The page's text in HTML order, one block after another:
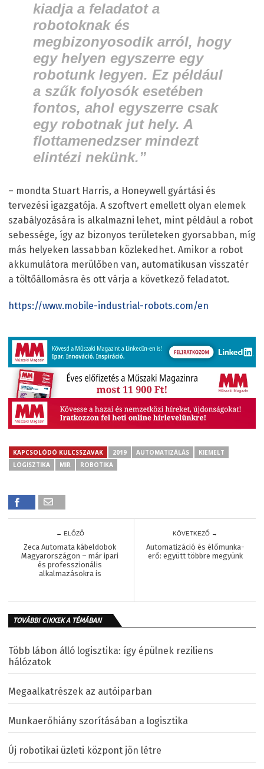
kiadja a feladatot a
robotoknak és
megbizonyosodik arról, hogy
egy helyen egyszerre egy
robotunk legyen. Ez például
a szűk folyosók esetében
fontos, ahol egyszerre csak
egy robotnak jut hely. A
flottamenedzser mindezt
elintézi nekünk.”
– mondta Stuart Harris, a Honeywell gyártási és
tervezési igazgatója. A szoftvert emellett olyan elemek
szabályozására is alkalmazni lehet, mint például a robot
sebessége, így az bizonyos területeken gyorsabban, míg
más helyeken lassabban közlekedhet. Amikor a robot
akkumulátora merülőben van, automatikusan visszatér
a töltőállomásra és ott várja a következő feladatot.
https://www.mobile-industrial-robots.com/en
KAPCSOLÓDÓ KULCSSZAVAK 2019 AUTOMATIZÁLÁS
KIEMELT
LOGISZTIKA
MIR ROBOTIKA
← ELŐZŐ
Zeca Automata kábeldobok
Magyarországon – már ipari
és professzionális
alkalmazásokra is
KÖVETKEZŐ →
Automatizáció és élőmunka-
erő: együtt többre megyünk
TOVÁBBI CIKKEK A TÉMÁBAN
Több lábon álló logisztika: így épülnek reziliens
hálózatok
Megaalkatrészek az autóiparban
Munkaerőhiány szorításában a logisztika
Új robotikai üzleti központ jön létre